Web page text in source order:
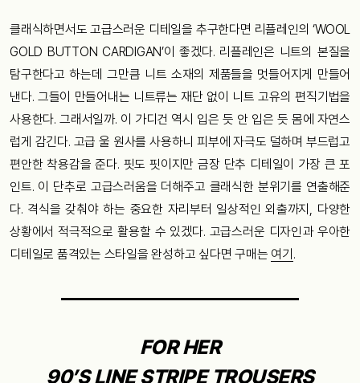
클래식하면서도 고급스러운 디테일을 추구한다면 리플레인의 ‘WOOL
GOLD BUTTON CARDIGAN’이 좋겠다. 리플레인은 니트의 본질을
탐구한다고 하는데 그만큼 니트 소재의 제품들을 멋들어지게 만들어
낸다. 그들이 만들어내는 니트류는 재단 없이 니트 고유의 편직기법을
사용한다. 그래서일까. 이 가디건 역시 입은 듯 안 입은 듯 몸에 자연스
럽게 감긴다. 고급 울 원사를 사용하니 피부에 자극도 덜하며 부드럽고
편안한 착용감을 준다. 핏도 핏이지만 금장 단추 디테일이 가장 큰 포
인트. 이 단추로 고급스러움을 더해주고 클래식한 분위기를 연출해준
다. 격식을 갖춰야 하는 중요한 자리부터 일상적인 외출까지, 다양한
상황에서 적극적으로 활용할 수 있겠다. 고급스러운 디자인과 우아한
디테일로 품격있는 스타일을 완성하고 싶다면 구매는 여기 .
FOR HER
90’S LINE STRIPE TROUSERS